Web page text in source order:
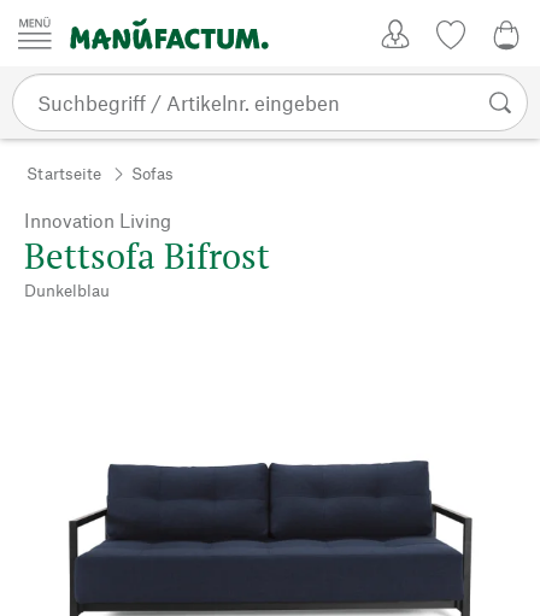
Zum Inhalt springen
Startseite Sofas
Innovation Living
Bettsofa Bifrost
Dunkelblau